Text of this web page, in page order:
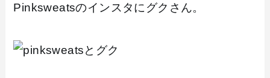
Pinksweatsのインスタにグクさん。